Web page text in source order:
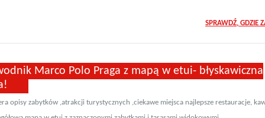
SPRAWDŹ, GDZIE
Marco Polo Praga z mapą w etui- błyskawiczna
opisy zabytków ,atrakcji turystycznych ,ciekawe miejsca najlepsze restauracje,